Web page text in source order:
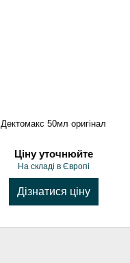
Дектомакс 50мл оригінал
Ціну уточнюйте
На складі в Європі
Дізнатися ціну